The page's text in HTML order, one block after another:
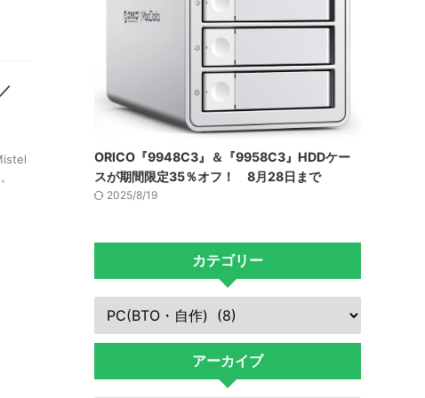
ORICO『9948C3』＆『9958C3』HDDケー
スが期間限定35％オフ！ 8月28日まで
2025/8/19
カテゴリー
アーカイブ